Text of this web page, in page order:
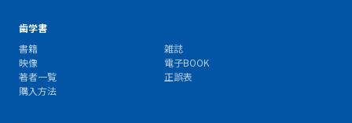
歯学書
書籍
雑誌
映像
電子BOOK
著者一覧
正誤表
購入方法